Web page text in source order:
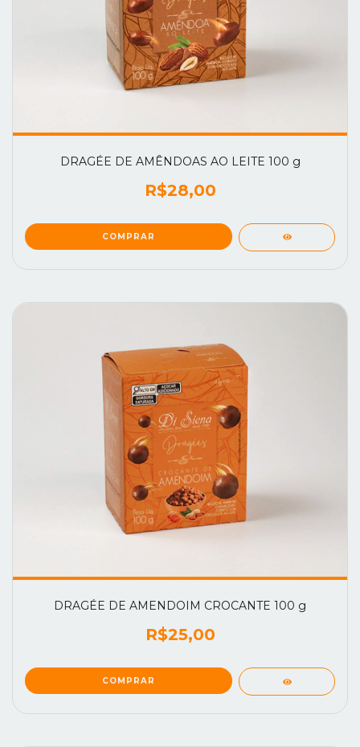
DRAGÉE DE AMÊNDOAS AO LEITE 100 g
R$28,00
DRAGÉE DE AMENDOIM CROCANTE 100 g
R$25,00